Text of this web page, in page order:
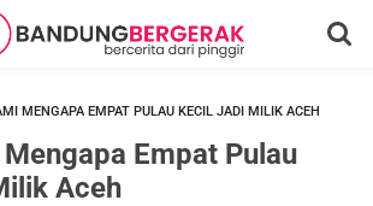
MENGAPA EMPAT PULAU KECIL JADI MILIK ACEH
Empat Pulau
Aceh